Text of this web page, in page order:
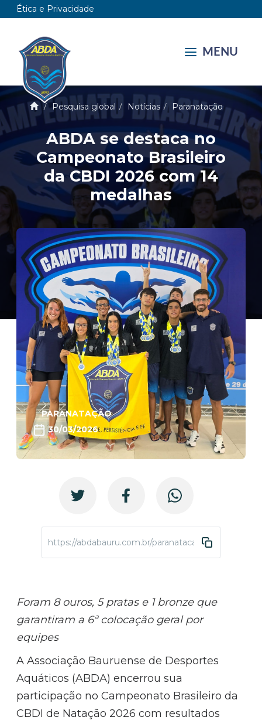
Ética e Privacidade
MENU
Pesquisa global Notícias Paranatação
ABDA se destaca no
Campeonato Brasileiro
da CBDI 2026 com 14
medalhas
PARANATAÇÃO
30/03/2026
https://abdabauru.com.br/paranatacao-CBDI-2026
Foram 8 ouros, 5 pratas e 1 bronze que
garantiram a 6ª colocação geral por
equipes
A Associação Bauruense de Desportes
Aquáticos (ABDA) encerrou sua
participação no Campeonato Brasileiro da
CBDI de Natação 2026 com resultados